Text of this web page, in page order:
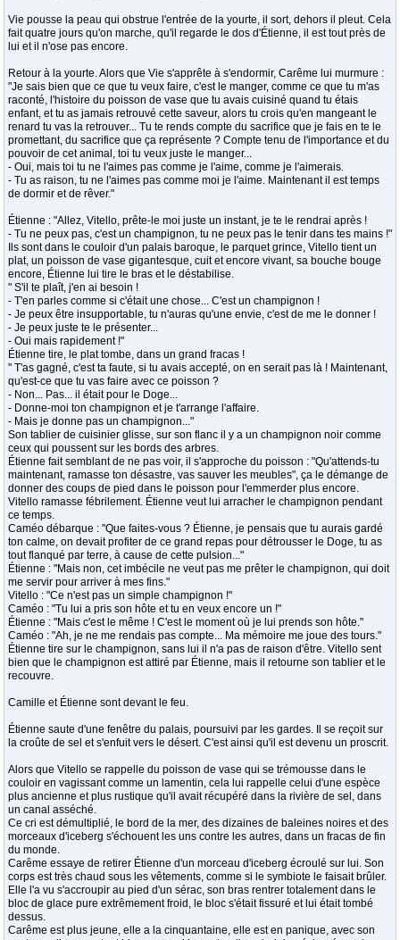
Vie pousse la peau qui obstrue l'entrée de la yourte, il sort, dehors il pleut. Cela
fait quatre jours qu'on marche, qu'il regarde le dos d'Étienne, il est tout près de
lui et il n'ose pas encore.
Retour à la yourte. Alors que Vie s'apprête à s'endormir, Carême lui murmure :
"Je sais bien que ce que tu veux faire, c'est le manger, comme ce que tu m'as
raconté, l'histoire du poisson de vase que tu avais cuisiné quand tu étais
enfant, et tu as jamais retrouvé cette saveur, alors tu crois qu'en mangeant le
renard tu vas la retrouver... Tu te rends compte du sacrifice que je fais en te le
promettant, du sacrifice que ça représente ? Compte tenu de l'importance et du
pouvoir de cet animal, toi tu veux juste le manger...
- Oui, mais toi tu ne l'aimes pas comme je l'aime, comme je l'aimerais.
- Tu as raison, tu ne l'aimes pas comme moi je l'aime. Maintenant il est temps
de dormir et de rêver."
Étienne : "Allez, Vitello, prête-le moi juste un instant, je te le rendrai après !
- Tu ne peux pas, c'est un champignon, tu ne peux pas le tenir dans tes mains !"
Ils sont dans le couloir d'un palais baroque, le parquet grince, Vitello tient un
plat, un poisson de vase gigantesque, cuit et encore vivant, sa bouche bouge
encore, Étienne lui tire le bras et le déstabilise.
" S'il te plaît, j'en ai besoin !
- T'en parles comme si c'était une chose... C'est un champignon !
- Je peux être insupportable, tu n'auras qu'une envie, c'est de me le donner !
- Je peux juste te le présenter...
- Oui mais rapidement !"
Étienne tire, le plat tombe, dans un grand fracas !
" T'as gagné, c'est ta faute, si tu avais accepté, on en serait pas là ! Maintenant,
qu'est-ce que tu vas faire avec ce poisson ?
- Non... Pas... il était pour le Doge...
- Donne-moi ton champignon et je t'arrange l'affaire.
- Mais je donne pas un champignon..."
Son tablier de cuisinier glisse, sur son flanc il y a un champignon noir comme
ceux qui poussent sur les bords des arbres.
Étienne fait semblant de ne pas voir, il s'approche du poisson : "Qu'attends-tu
maintenant, ramasse ton désastre, vas sauver les meubles", ça le démange de
donner des coups de pied dans le poisson pour l'emmerder plus encore.
Vitello ramasse fébrilement. Étienne veut lui arracher le champignon pendant
ce temps.
Caméo débarque : "Que faites-vous ? Étienne, je pensais que tu aurais gardé
ton calme, on devait profiter de ce grand repas pour détrousser le Doge, tu as
tout flanqué par terre, à cause de cette pulsion..."
Étienne : "Mais non, cet imbécile ne veut pas me prêter le champignon, qui doit
me servir pour arriver à mes fins."
Vitello : "Ce n'est pas un simple champignon !"
Caméo : "Tu lui a pris son hôte et tu en veux encore un !"
Étienne : "Mais c'est le même ! C'est le moment où je lui prends son hôte."
Caméo : "Ah, je ne me rendais pas compte... Ma mémoire me joue des tours."
Étienne tire sur le champignon, sans lui il n'a pas de raison d'être. Vitello sent
bien que le champignon est attiré par Étienne, mais il retourne son tablier et le
recouvre.
Camille et Étienne sont devant le feu.
Étienne saute d'une fenêtre du palais, poursuivi par les gardes. Il se reçoit sur
la croûte de sel et s'enfuit vers le désert. C'est ainsi qu'il est devenu un proscrit.
Alors que Vitello se rappelle du poisson de vase qui se trémousse dans le
couloir en vagissant comme un lamentin, cela lui rappelle celui d'une espèce
plus ancienne et plus rustique qu'il avait récupéré dans la rivière de sel, dans
un canal asséché.
Ce cri est démultiplié, le bord de la mer, des dizaines de baleines noires et des
morceaux d'iceberg s'échouent les uns contre les autres, dans un fracas de fin
du monde.
Carême essaye de retirer Étienne d'un morceau d'iceberg écroulé sur lui. Son
corps est très chaud sous les vêtements, comme si le symbiote le faisait brûler.
Elle l'a vu s'accroupir au pied d'un sérac, son bras rentrer totalement dans le
bloc de glace pure extrêmement froid, le bloc s'était fissuré et lui était tombé
dessus.
Carême est plus jeune, elle a la cinquantaine, elle est en panique, avec son